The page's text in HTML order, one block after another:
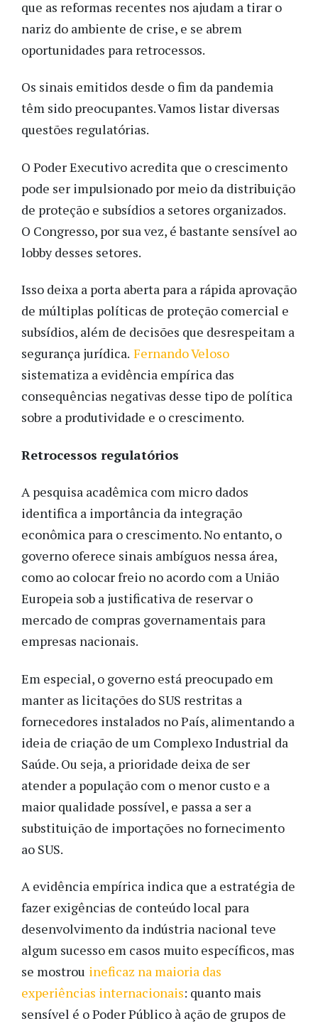
que as reformas recentes nos ajudam a tirar o
nariz do ambiente de crise, e se abrem
oportunidades para retrocessos.
Os sinais emitidos desde o fim da pandemia
têm sido preocupantes. Vamos listar diversas
questões regulatórias.
O Poder Executivo acredita que o crescimento
pode ser impulsionado por meio da distribuição
de proteção e subsídios a setores organizados.
O Congresso, por sua vez, é bastante sensível ao
lobby desses setores.
Isso deixa a porta aberta para a rápida aprovação
de múltiplas políticas de proteção comercial e
subsídios, além de decisões que desrespeitam a
segurança jurídica. Fernando Veloso
sistematiza a evidência empírica das
consequências negativas desse tipo de política
sobre a produtividade e o crescimento.
Retrocessos regulatórios
A pesquisa acadêmica com micro dados
identifica a importância da integração
econômica para o crescimento. No entanto, o
governo oferece sinais ambíguos nessa área,
como ao colocar freio no acordo com a União
Europeia sob a justificativa de reservar o
mercado de compras governamentais para
empresas nacionais.
Em especial, o governo está preocupado em
manter as licitações do SUS restritas a
fornecedores instalados no País, alimentando a
ideia de criação de um Complexo Industrial da
Saúde. Ou seja, a prioridade deixa de ser
atender a população com o menor custo e a
maior qualidade possível, e passa a ser a
substituição de importações no fornecimento
ao SUS.
A evidência empírica indica que a estratégia de
fazer exigências de conteúdo local para
desenvolvimento da indústria nacional teve
algum sucesso em casos muito específicos, mas
se mostrou ineficaz na maioria das
experiências internacionais: quanto mais
sensível é o Poder Público à ação de grupos de